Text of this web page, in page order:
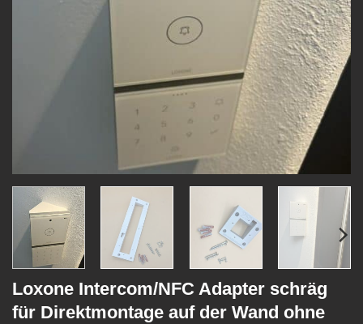
Loxone Intercom/NFC Adapter schräg
für Direktmontage auf der Wand ohne